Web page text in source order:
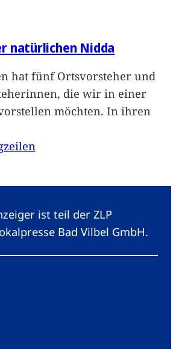
natürlichen Nidda
hat fünf Ortsvorsteher und
die wir in einer
möchten. In ihren
ist teil der ZLP
Bad Vilbel GmbH.